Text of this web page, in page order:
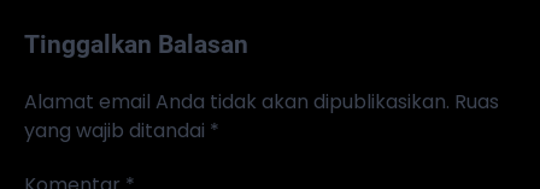
Tinggalkan Balasan
Alamat email Anda tidak akan dipublikasikan. Ruas
yang wajib ditandai *